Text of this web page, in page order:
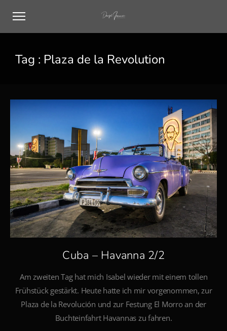
Tag : Plaza de la Revolution
Cuba – Havanna 2/2
Am zweiten Tag hat mich Isabel wieder mit einem tollen
Frühstück gestärkt. Heute hatte ich mir vorgenommen, zur
Plaza de la Revolución und zur Festung El Morro an der
Buchteinfahrt Havannas zu fahren.